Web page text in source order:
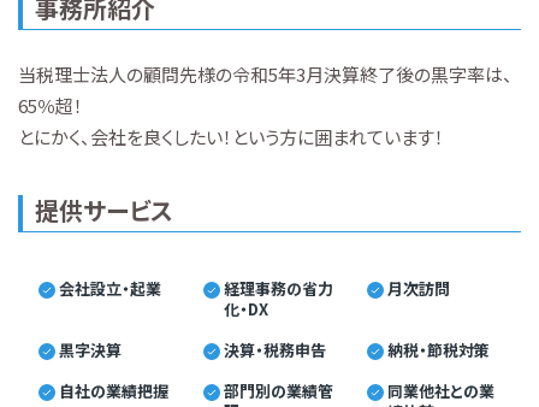
事務所紹介
当税理士法人の顧問先様の令和5年3月決算終了後の黒字率は、
65％超！
とにかく、会社を良くしたい！という方に囲まれています！
提供サービス
会社設立・起業
経理事務の省力
化・DX
月次訪問
黒字決算 決算・税務申告
納税・節税対策
自社の業績把握
部門別の業績管
同業他社との業